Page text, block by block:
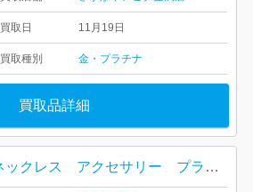
買取日 11月19日
買取種別 金・プラチナ
買取品詳細
ネックレス アクセサリー プラチナ Pt850